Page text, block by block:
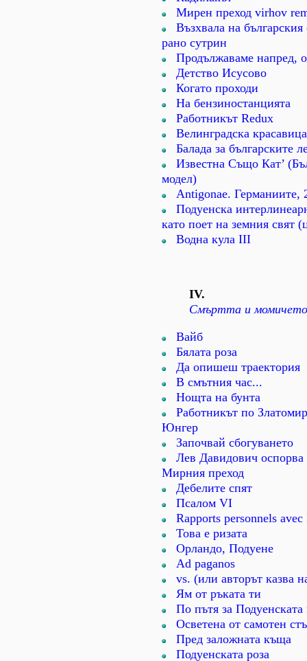
Мирен преход virhov
Възхвала на
рано сутрин
Продължаваме напред,
Детство Исусово
Когато проходи
На бензиностанцията
Работникът Redux
Велинградска красавица
Балада за българските
Известна Също Кат’
модел)
Antigonae. Германиите,
Подуенска
като поет на земния свят
Водна кула ІІІ
ІV.
Смъртта и момичето
Вайб
Бялата роза
Да опишеш траектория
В смътния час...
Нощта на бунта
Работникът по
Юнгер
Започвай сбогуването
Лев Давидович оспорва
Мирния преход
Дебелите спят
Псалом VІ
Rapports personnels
Това е ризата
Орландо, Подуене
Ad paganos
vs. (или авторът казва
Ям от ръката ти
По пътя за Подуенската
Осветена от самотен
Пред заложната къща
Подуенската роза